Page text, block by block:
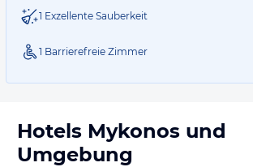
1 Exzellente Sauberkeit
1 Barrierefreie Zimmer
Hotels Mykonos und
Umgebung